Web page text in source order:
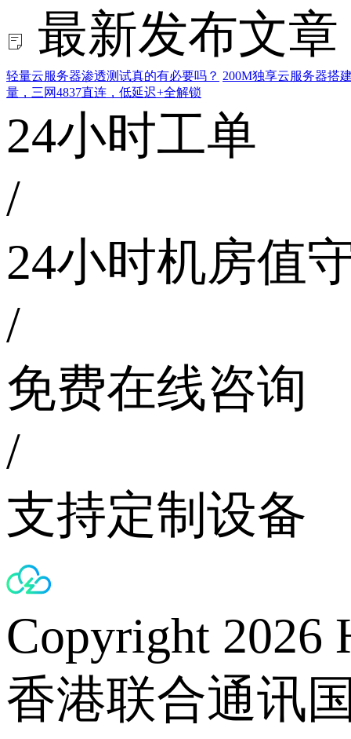
最新发布文章
轻量云服务器渗透测试真的有必要吗？ 200M独享云服务器搭
量，三网4837直连，低延迟+全解锁
24小时工单
/
24小时机房值
/
免费在线咨询
/
支持定制设备
Copyright 2026
香港联合通讯